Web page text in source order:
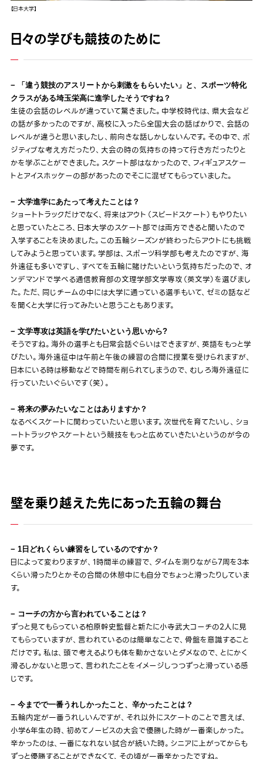
【日本大学】
日々の学びも競技のために
− 「違う競技のアスリートから刺激をもらいたい」と、スポーツ特化
クラスがある埼玉栄高に進学したそうですね？
生徒の会話のレベルが違っていて驚きました。中学校時代は、県大会など
の話が多かったのですが、高校に入ったら全国大会の話ばかりで、会話の
レベルが違うと思いましたし、前向きな話しかしないんです。その中で、ポ
ジティブな考え方だったり、大会の時の気持ちの持って行き方だったりと
かを学ぶことができました。スケート部はなかったので、フィギュアスケー
トとアイスホッケーの部があったのでそこに混ぜてもらっていました。
− 大学進学にあたって考えたことは？
ショートトラックだけでなく、将来はアウト（スピードスケート）もやりたい
と思っていたところ、日本大学のスケート部では両方できると聞いたので
入学することを決めました。この五輪シーズンが終わったらアウトにも挑戦
してみようと思っています。学部は、スポーツ科学部も考えたのですが、海
外遠征も多いですし、すべてを五輪に賭けたいという気持ちだったので、オ
ンデマンドで学べる通信教育部の文理学部文学専攻（英文学）を選びまし
た。ただ、同じチームの中には大学に通っている選手もいて、ゼミの話など
を聞くと大学に行ってみたいと思うこともあります。
− 文学専攻は英語を学びたいという思いから?
そうですね。海外の選手とも日常会話ぐらいはできますが、英語をもっと学
びたい。海外遠征中は午前と午後の練習の合間に授業を受けられますが、
日本にいる時は移動などで時間を削られてしまうので、むしろ海外遠征に
行っていたいぐらいです（笑）。
− 将来の夢みたいなことはありますか？
なるべくスケートに関わっていたいと思います。次世代を育てたいし、ショ
ートトラックやスケートという競技をもっと広めていきたいというのが今の
夢です。
壁を乗り越えた先にあった五輪の舞台
− 1日どれくらい練習をしているのですか？
日によって変わりますが、1時間半の練習で、タイムを測りながら7周を3本
くらい滑ったりとかその合間の休憩中にも自分でちょっと滑ったりしていま
す。
− コーチの方から言われていることは？
ずっと見てもらっている柏原幹史監督と新たに小寺武大コーチの2人に見
てもらっていますが、言われているのは簡単なことで、骨盤を意識すること
だけです。私は、頭で考えるよりも体を動かさないとダメなので、とにかく
滑るしかないと思って、言われたことをイメージしつつずっと滑っている感
じです。
− 今までで一番うれしかったこと、辛かったことは？
五輪内定が一番うれしいんですが、それ以外にスケートのことで言えば、
小学6年生の時、初めてノービスの大会で優勝した時が一番楽しかった。
辛かったのは、一番になれない試合が続いた時。シニアに上がってからも
ずっと優勝することができなくて、その頃が一番辛かったですね。